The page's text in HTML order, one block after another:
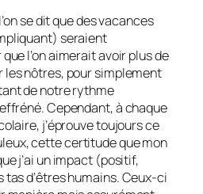
se dit que des vacances
seraient
l’on aimerait avoir plus de
les nôtres, pour simplement
de notre rythme
Cependant, à chaque
j’éprouve toujours ce
cette certitude que mon
j’ai un impact (positif,
d’êtres humains. Ceux-ci